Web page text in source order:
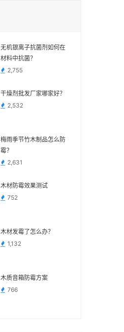
无机银离子抗菌剂如何在
材料中抗菌？
2,755
干燥剂批发厂家哪家好？
2,532
梅雨季节竹木制品怎么防
霉？
2,631
木材防霉效果测试
752
木材发霉了怎么办？
1,132
木质音箱防霉方案
766